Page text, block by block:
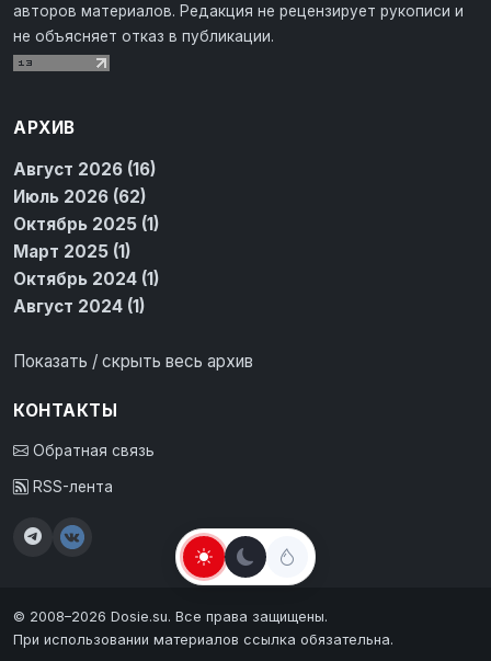
авторов материалов. Редакция не рецензирует рукописи и
не объясняет отказ в публикации.
АРХИВ
Август 2026 (16)
Июль 2026 (62)
Октябрь 2025 (1)
Март 2025 (1)
Октябрь 2024 (1)
Август 2024 (1)
Показать / скрыть весь архив
КОНТАКТЫ
Обратная связь
RSS-лента
© 2008–2026 Dosie.su. Все права защищены.
При использовании материалов ссылка обязательна.